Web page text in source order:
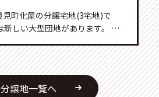
町化屋の分譲宅地(3宅地)で
新しい大型団地があります。 車
諫早等の商業施設がありま
売いたしました。 現在、 […]
分譲地一覧へ